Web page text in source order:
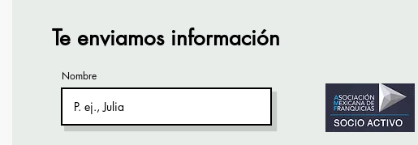
Te enviamos información
Nombre